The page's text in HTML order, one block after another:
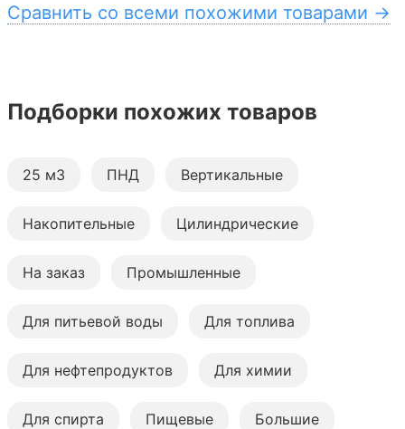
Сравнить со всеми похожими товарами →
Подборки похожих товаров
25 м3 ПНД Вертикальные
Накопительные Цилиндрические
На заказ Промышленные
Для питьевой воды Для топлива
Для нефтепродуктов Для химии
Для спирта Пищевые Большие